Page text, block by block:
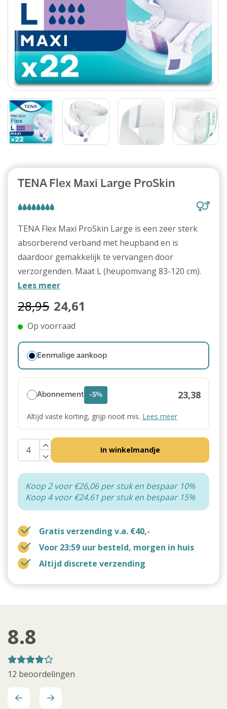
Abonnement
TENA Flex Maxi Large ProSkin
TENA Flex Maxi ProSkin Large is een zeer sterk
absorberend verband met heupband en is
daardoor gemakkelijk te vervangen door
verzorgenden. Maat L (heupomvang 83-120 cm).
Lees meer
28,95 24,61
Op voorraad
Eenmalige aankoop
Abonnement -5% 23,38
Altijd vaste korting, grijp nooit mis. Lees meer
In winkelmandje
Koop 2 voor €26,06 per stuk en bespaar 10%
Koop 4 voor €24,61 per stuk en bespaar 15%
Gratis verzending v.a. €40,-
Voor 23:59 uur besteld, morgen in huis
Altijd discrete verzending
8.8
12 beoordelingen